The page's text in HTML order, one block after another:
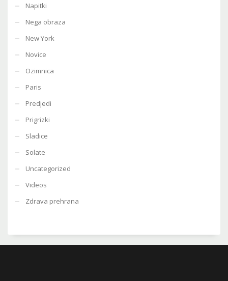
Napitki
Nega obraza
New York
Novice
Ozimnica
Paris
Predjedi
Prigrizki
Sladice
Solate
Uncategorized
Videos
Zdrava prehrana